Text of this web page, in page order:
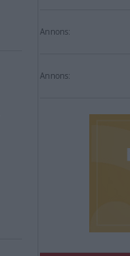
Annons:
Annons: